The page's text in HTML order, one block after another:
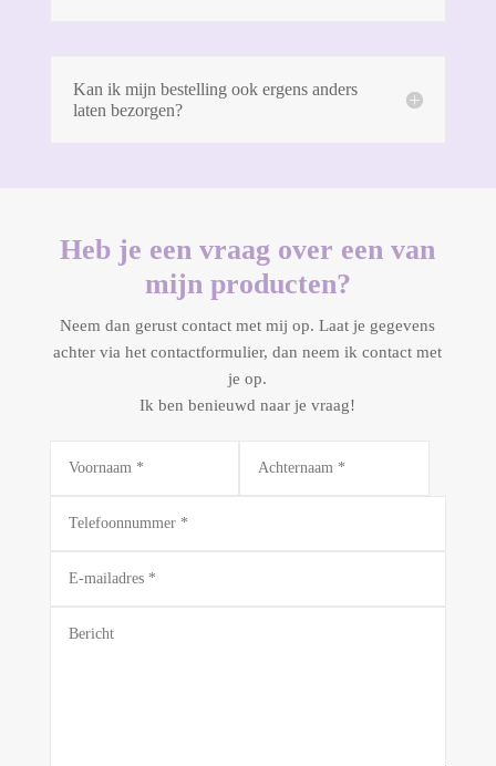
Kan ik mijn bestelling ook ergens anders
laten bezorgen?
Heb je een vraag over een van
mijn producten?
Neem dan gerust contact met mij op. Laat je gegevens
achter via het contactformulier, dan neem ik contact met
je op.
Ik ben benieuwd naar je vraag!